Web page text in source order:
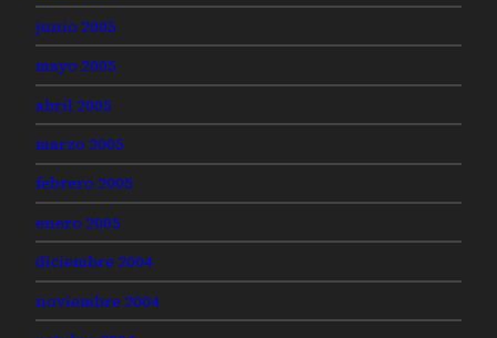
junio 2005
mayo 2005
abril 2005
marzo 2005
febrero 2005
enero 2005
diciembre 2004
noviembre 2004